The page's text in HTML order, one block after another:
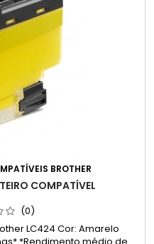
BROTHER
COMPATÍVEL
(0)
LC424 Cor: Amarelo